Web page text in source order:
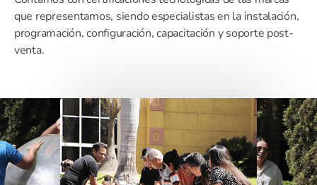
que representamos, siendo especialistas en la instalación,
programación, configuración, capacitación y soporte post-
venta.